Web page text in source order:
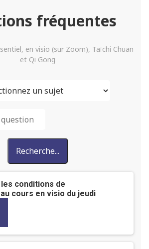
fréquentes
en visio (sur Zoom), Taïchi Chuan
et Qi Gong
Recherche...
conditions de
cours en visio du jeudi